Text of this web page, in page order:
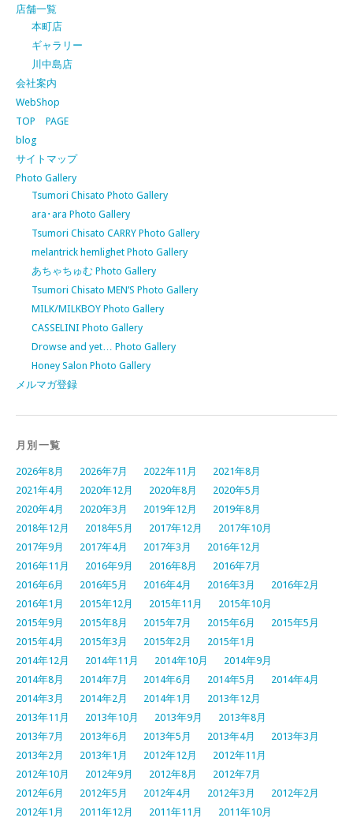
店舗一覧
本町店
ギャラリー
川中島店
会社案内
WebShop
TOP PAGE
blog
サイトマップ
Photo Gallery
Tsumori Chisato Photo Gallery
ara･ara Photo Gallery
Tsumori Chisato CARRY Photo Gallery
melantrick hemlighet Photo Gallery
あちゃちゅむ Photo Gallery
Tsumori Chisato MEN’S Photo Gallery
MILK/MILKBOY Photo Gallery
CASSELINI Photo Gallery
Drowse and yet… Photo Gallery
Honey Salon Photo Gallery
メルマガ登録
月別一覧
2026年8月 2026年7月 2022年11月
2021年8月
2021年4月
2020年12月 2020年8月
2020年5月
2020年4月
2020年3月 2019年12月
2019年8月
2018年12月
2018年5月 2017年12月
2017年10月
2017年9月
2017年4月 2017年3月
2016年12月
2016年11月
2016年9月 2016年8月
2016年7月
2016年6月
2016年5月 2016年4月 2016年3月
2016年2月
2016年1月
2015年12月 2015年11月
2015年10月
2015年9月
2015年8月 2015年7月 2015年6月
2015年5月
2015年4月
2015年3月 2015年2月
2015年1月
2014年12月
2014年11月 2014年10月
2014年9月
2014年8月
2014年7月 2014年6月 2014年5月
2014年4月
2014年3月
2014年2月 2014年1月
2013年12月
2013年11月
2013年10月 2013年9月
2013年8月
2013年7月
2013年6月 2013年5月 2013年4月
2013年3月
2013年2月
2013年1月 2012年12月
2012年11月
2012年10月
2012年9月 2012年8月
2012年7月
2012年6月
2012年5月 2012年4月 2012年3月
2012年2月
2012年1月
2011年12月 2011年11月
2011年10月